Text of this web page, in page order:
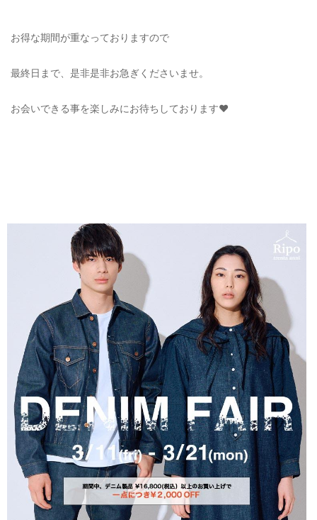
お得な期間が重なっておりますので
最終日まで、是非是非お急ぎくださいませ。
お会いできる事を楽しみにお待ちしております❤️